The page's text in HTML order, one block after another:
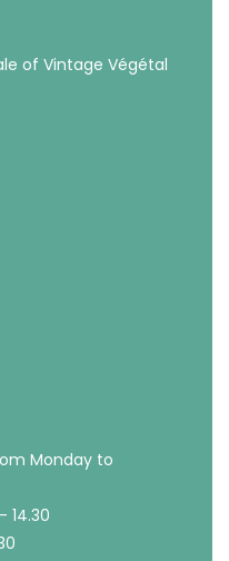
of Vintage Végétal
Monday to
14.30